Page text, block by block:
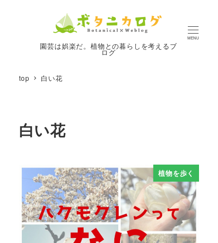
園芸は娯楽だ。植物との暮らしを考えるブ
ログ
MENU
top 白い花
白い花
植物を歩く